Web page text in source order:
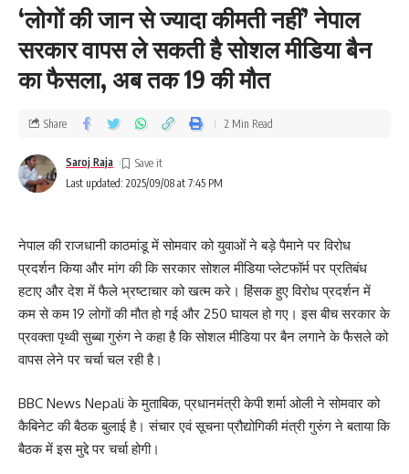
‘लोगों की जान से ज्यादा कीमती नहीं’ नेपाल
सरकार वापस ले सकती है सोशल मीडिया बैन
का फैसला, अब तक 19 की मौत
Last updated: 2025/09/08 at 7:45 PM
Saroj Raja
Share 2 Min Read
नेपाल की राजधानी काठमांडू में सोमवार को युवाओं ने बड़े पैमाने पर विरोध
प्रदर्शन किया और मांग की कि सरकार सोशल मीडिया प्लेटफॉर्म पर प्रतिबंध
हटाए और देश में फैले भ्रष्टाचार को खत्म करे। हिंसक हुए विरोध प्रदर्शन में
कम से कम 19 लोगों की मौत हो गई और 250 घायल हो गए। इस बीच सरकार के
प्रवक्ता पृथ्वी सुब्बा गुरुंग ने कहा है कि सोशल मीडिया पर बैन लगाने के फैसले को
वापस लेने पर चर्चा चल रही है।
BBC News Nepali के मुताबिक, प्रधानमंत्री केपी शर्मा ओली ने सोमवार को
कैबिनेट की बैठक बुलाई है। संचार एवं सूचना प्रौद्योगिकी मंत्री गुरुंग ने बताया कि
बैठक में इस मुद्दे पर चर्चा होगी।